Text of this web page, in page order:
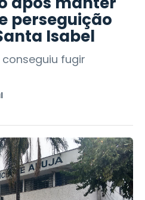
perseguição
Isabel
fugir